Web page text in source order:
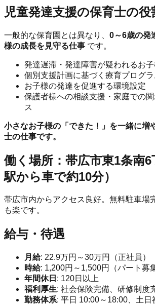
児童発達支援の保育士の役
一般的な保育園とは異なり、 0～6歳の発
様の成長を見守る仕事 です。
発達遅滞・発達障害が疑われるお
個別支援計画に基づく療育プログ
お子様の発達を促進する環境設定
保護者様への相談支援・家庭での
ス
小さなお子様の「できた！」を一緒に
士の仕事です。
働く場所：帯広市東1条南
駅から車で約10分）
帯広市内からアクセス良好。無料駐車場
も楽です。
給与・待遇
月給: 22.9万円～30万円（正社員）
時給: 1,200円～1,500円（パート募
年間休日 : 120日以上
福利厚生: 社会保険完備、研修制度
勤務体系: 平日 10:00～18:00、土日